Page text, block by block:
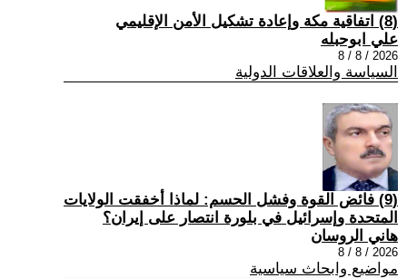
(8) اتفاقية مكة وإعادة تشكيل الأمن الإقليمي
علي ابوحبله
2026 / 8 / 8
السياسة والعلاقات الدولية
(9) فائض القوة وفشل الحسم: لماذا أخفقت الولايات
المتحدة وإسرائيل في بلورة انتصار على إيران؟
هاني الروسان
2026 / 8 / 8
مواضيع وابحاث سياسية